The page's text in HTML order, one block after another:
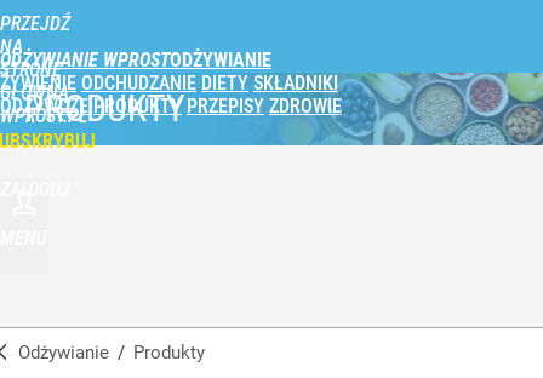
PRZEJDŹ
NA
STRONĘ
GŁÓWNĄ
WPROST.PL
ODŻYWIANIE WPROST
ŻYWIENIE ODCHUDZANIE DIETY SKŁADNIKI
ODŻYWCZE PRODUKTY PRZEPISY ZDROWIE
PRODUKTY
Odżywianie / Produkty